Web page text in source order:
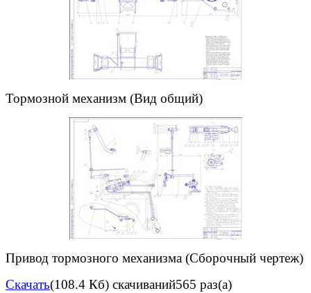
Тормозной механизм (Вид общий)
Привод тормозного механизма (Сборочный чертеж)
Скачать(108.4 Кб) скачиваний565 раз(а)